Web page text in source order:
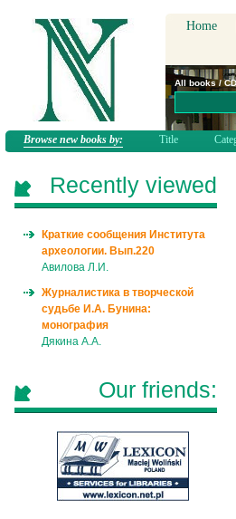
Home
All books /
Browse new books by: Title
Recently viewed
Краткие сообщения Института
археологии. Вып.220
Авилова Л.И.
Журналистика в творческой
судьбе И.А. Бунина:
монография
Дякина А.А.
Our friends: